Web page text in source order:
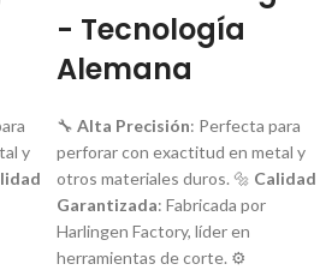
y
- Tecnología
Alemana
🔧 Alta Precisión: Perfecta para
perforar con exactitud en metal y
otros materiales duros. 🔩 Calidad
Garantizada: Fabricada por
Harlingen Factory, líder en
herramientas de corte. ⚙️